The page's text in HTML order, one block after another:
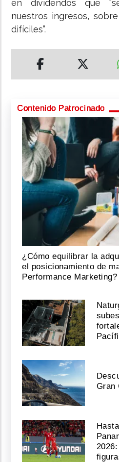
en dividendos que
nuestros ingresos,
difíciles”.
Contenido Patrocinado
¿Cómo equilibrar la
el posicionamiento de
Performance Marketing?
Gran